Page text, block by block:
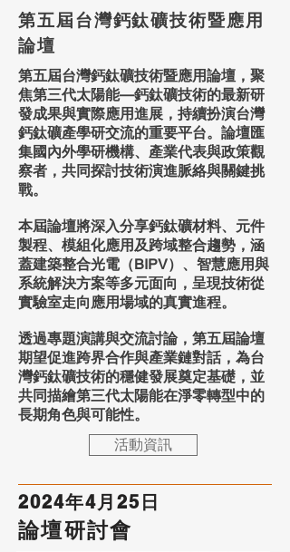
第五屆台灣鈣鈦礦技術暨應用
論壇
第五屆台灣鈣鈦礦技術暨應用論壇，聚
焦第三代太陽能—鈣鈦礦技術的最新研
發成果與實際應用進展，持續扮演台灣
鈣鈦礦產學研交流的重要平台。論壇匯
集國內外學研機構、產業代表與政策觀
察者，共同探討技術演進脈絡與關鍵挑
戰。
本屆論壇將深入分享鈣鈦礦材料、元件
製程、模組化應用及跨域整合趨勢，涵
蓋建築整合光電（BIPV）、智慧應用與
系統解決方案等多元面向，呈現技術從
實驗室走向應用場域的真實進程。
透過專題演講與交流討論，第五屆論壇
期望促進跨界合作與產業鏈對話，為台
灣鈣鈦礦技術的穩健發展奠定基礎，並
共同描繪第三代太陽能在淨零轉型中的
長期角色與可能性。
活動資訊
2024年4月25日
論壇研討會